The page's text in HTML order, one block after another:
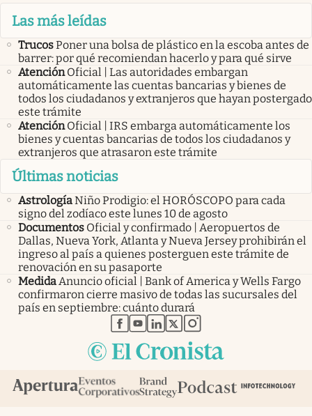
Las más leídas
TrucosPoner una bolsa de plástico en la escoba antes de
barrer: por qué recomiendan hacerlo y para qué sirve
Atención Oficial | Las autoridades embargan
automáticamente las cuentas bancarias y bienes de
todos los ciudadanos y extranjeros que hayan postergado
este trámite
Atención Oficial | IRS embarga automáticamente los
bienes y cuentas bancarias de todos los ciudadanos y
extranjeros que atrasaron este trámite
Últimas noticias
AstrologíaNiño Prodigio: el HORÓSCOPO para cada
signo del zodíaco este lunes 10 de agosto
Documentos Oficial y confirmado | Aeropuertos de
Dallas, Nueva York, Atlanta y Nueva Jersey prohibirán el
ingreso al país a quienes posterguen este trámite de
renovación en su pasaporte
MedidaAnuncio oficial | Bank of America y Wells Fargo
confirmaron cierre masivo de todas las sucursales del
país en septiembre: cuánto durará
abre en nueva pestaña
abre en nueva pestaña
abre en nueva pestaña
abre en nueva pestaña
abre en nueva pestaña